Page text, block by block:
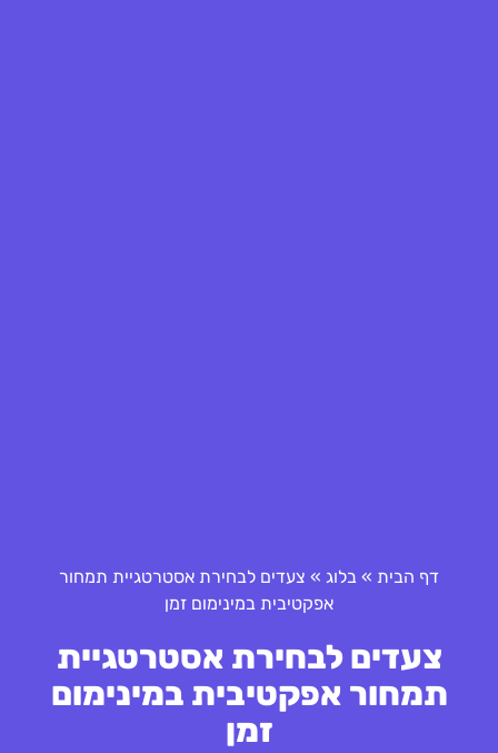
דף הבית » בלוג » צעדים לבחירת אסטרטגיית תמחור
אפקטיבית במינימום זמן
צעדים לבחירת אסטרטגיית
תמחור אפקטיבית במינימום
זמן